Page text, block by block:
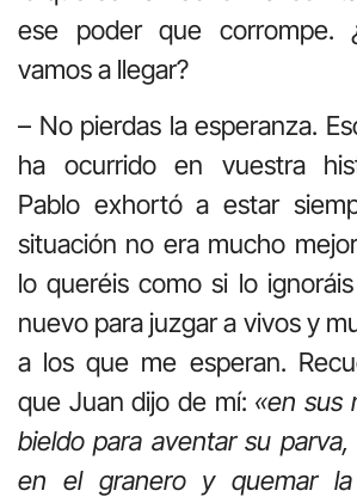
ese poder que corrompe.
vamos a llegar?
– No pierdas la esperanza.
ha ocurrido en vuestra
Pablo exhortó a estar
situación no era mucho
lo queréis como si lo
nuevo para juzgar a vivos y
a los que me esperan.
que Juan dijo de mí: «en sus
bieldo para aventar su
en el granero y quemar